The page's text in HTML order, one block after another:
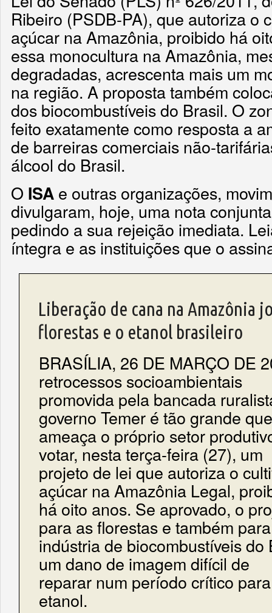
Ribeiro (PSDB-PA), que autoriza o
açúcar na Amazônia, proibido há
essa monocultura na Amazônia,
degradadas, acrescenta mais um
na região. A proposta também
dos biocombustíveis do Brasil. O
feito exatamente como resposta a
de barreiras comerciais não-
álcool do Brasil.
O ISA e outras organizações,
divulgaram, hoje, uma nota
pedindo a sua rejeição imediata.
íntegra e as instituições que o
Liberação de cana na Amazônia
florestas e o etanol brasileiro
BRASÍLIA, 26 DE MARÇO DE
retrocessos socioambientais
promovida pela bancada
governo Temer é tão grande
ameaça o próprio setor
votar, nesta terça-feira (27), um
projeto de lei que autoriza o
açúcar na Amazônia Legal,
há oito anos. Se aprovado, o
para as florestas e também
indústria de biocombustíveis
um dano de imagem difícil de
reparar num período crítico
etanol.